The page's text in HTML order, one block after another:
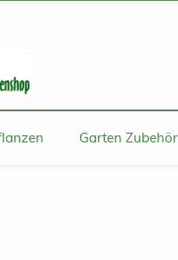
Garten Zubehör